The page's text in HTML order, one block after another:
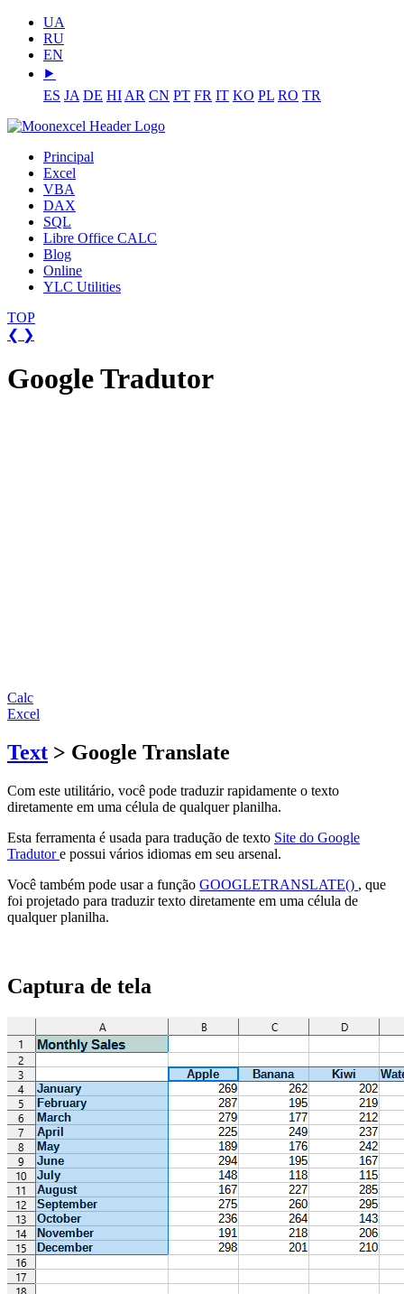
UA
RU
EN
⯈
ES JA DE HI AR CN PT FR IT KO PL RO TR
Principal
Excel
VBA
DAX
SQL
Libre Office CALC
Blog
Online
YLC Utilities
TOP
❮ ❯
Google Tradutor
Calc
Excel
Text > Google Translate
Com este utilitário, você pode traduzir rapidamente o texto
diretamente em uma célula de qualquer planilha.
Esta ferramenta é usada para tradução de texto Site do Google
Tradutore possui vários idiomas em seu arsenal.
Você também pode usar a função GOOGLETRANSLATE() , que
foi projetado para traduzir texto diretamente em uma célula de
qualquer planilha.
Captura de tela